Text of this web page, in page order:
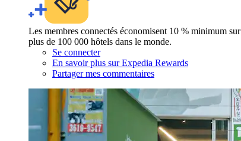
Les membres connectés économisent 10 % minimum sur
plus de 100 000 hôtels dans le monde.
Se connecter
En savoir plus sur Expedia Rewards
Partager mes commentaires